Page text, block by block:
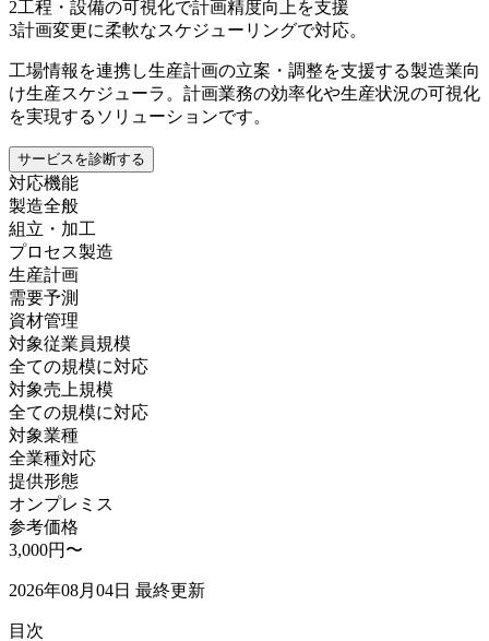
2工程・設備の可視化で計画精度向上を支援
3計画変更に柔軟なスケジューリングで対応。
工場情報を連携し生産計画の立案・調整を支援する製造業向
け生産スケジューラ。計画業務の効率化や生産状況の可視化
を実現するソリューションです。
サービスを診断する
対応機能
製造全般
組立・加工
プロセス製造
生産計画
需要予測
資材管理
対象従業員規模
全ての規模に対応
対象売上規模
全ての規模に対応
対象業種
全業種対応
提供形態
オンプレミス
参考価格
3,000円〜
2026年08月04日 最終更新
目次